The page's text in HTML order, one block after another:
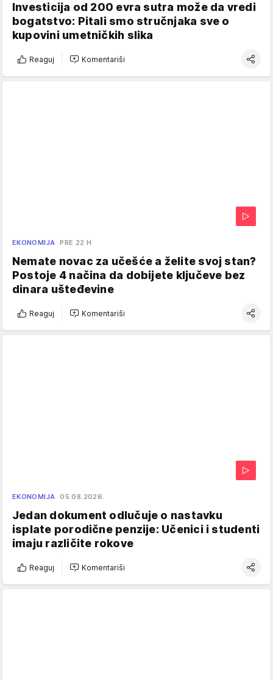
Investicija od 200 evra sutra može da vredi
bogatstvo: Pitali smo stručnjaka sve o
kupovini umetničkih slika
Reaguj Komentariši
EKONOMIJA PRE 22 H
Nemate novac za učešće a želite svoj stan?
Postoje 4 načina da dobijete ključeve bez
dinara ušteđevine
Reaguj Komentariši
EKONOMIJA 05.08.2026.
Jedan dokument odlučuje o nastavku
isplate porodične penzije: Učenici i studenti
imaju različite rokove
Reaguj Komentariši